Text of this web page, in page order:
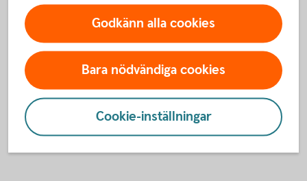
För att se detta innehåll behöver du först
godkänna cookies för Funktioner, prestanda
Inställningar för cookies
Godkänn alla cookies
Bara nödvändiga cookies
Cookie-inställningar